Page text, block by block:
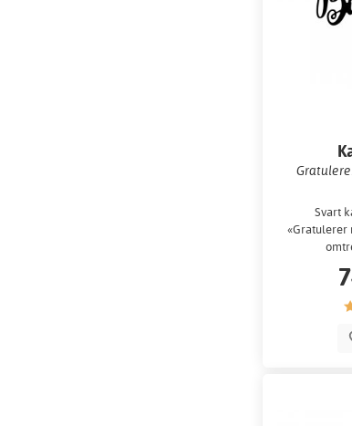
Svart
«Gratulerer